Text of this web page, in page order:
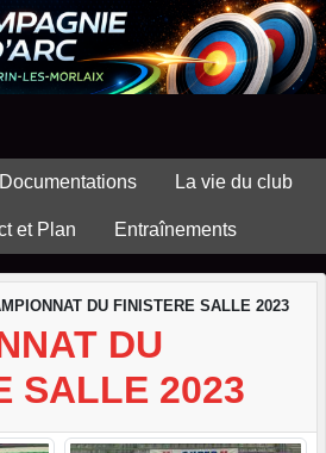
Documentations La vie du club
et Plan Entraînements
DU FINISTERE SALLE 2023
DU
SALLE 2023
cookies